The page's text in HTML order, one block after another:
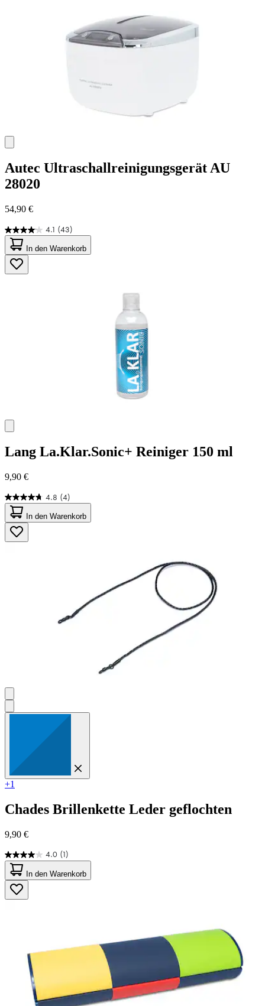
Autec Ultraschallreinigungsgerät AU
28020
54,90 €
4.1 (43)
4.1
von
5
Sternen.
43
In den Warenkorb
Lang La.Klar.Sonic+ Reiniger 150 ml
9,90 €
4.8 (4)
4.8
von
5
Sternen.
4
In den Warenkorb
+1
Chades Brillenkette Leder geflochten
9,90 €
4.0 (1)
4.0
von
5
Sternen.
1
In den Warenkorb